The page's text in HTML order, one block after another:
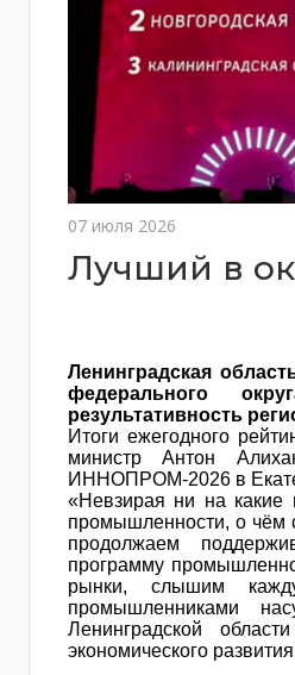
07 июля 2026
Лучший в
Ленинградская
федерального
результативность
Итоги ежегодного
министр Антон
ИННОПРОМ-2026 в
«Невзирая ни на
промышленности, о чём
продолжаем
программу
рынки, слышим
промышленниками
Ленинградской
экономического